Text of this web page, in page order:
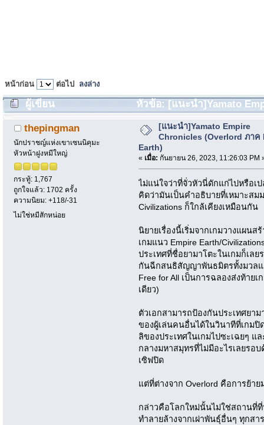
หน้าก่อน ต่อไป ลงล่าง
ผู้เขียน
หัวข้อ: [แนะนำ]Yamato
Earth) (อ่าน 2030 ครั้ง)
thepingman
นักปราชญ์แห่งเขาเซนนิคุมะ
หัวหน้าฝูงหมีใหญ่
กระทู้: 1,767
ถูกใจแล้ว: 1702 ครั้ง
ความนิยม: +118/-31
ไม่ใช่หมีสักหน่อย
[แนะนำ]Yamato Empire
Chronicles (Overlord ภาค
Earth)
« เมื่อ: กันยายน 26, 2023, 11:26:03 PM
ไม่แน่ใจว่าที่จั่วหัวนี่ดักแก่ไปหรือเป
คิดว่ามันเป็นคำอธิบายที่เหมาะสม
Civilizations ก็ใกล้เคียงเหมือนกัน
นิยายเรื่องนี้เริ่มจากเกมวางแผนส
เกมแนว Empire Earth/
ประเทศที่ชื่อยามาโตะในเกมก็เล
กันฉีกสนธิสัญญาพันธมิตรทั้งมวลแ
Free for All เป็นการฉลองส่งท้าย
เดียว)
ตัวเอกสามารถป้องกันประเทศยา
ของผู้เล่นคนอื่นได้ในวินาทีที่เกมปิ
ลิของประเทศในเกมไปซะเฉยๆ แ
กลางมหาสมุทรที่ไม่มีอะไรเลยรอ
เซิฟปิด
แต่ที่ต่างจาก Overlord คือการย้า
กล่าวคือโลกใหม่นั้นไม่ใช่สถานที่
ทำลายล้างจากเผ่าพันธุ์อื่นๆ ทุกส